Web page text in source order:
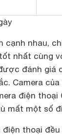
cạnh nhau,
nhất cùng
đánh giá
Camera
điện
mất một số
điện thoại